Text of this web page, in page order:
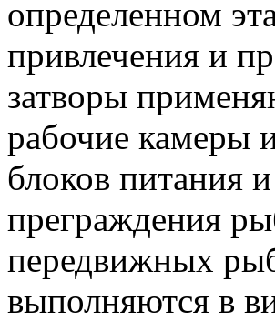
определенном
привлечения и
затворы
рабочие камеры
блоков питания
преграждения
передвижных
выполняются в